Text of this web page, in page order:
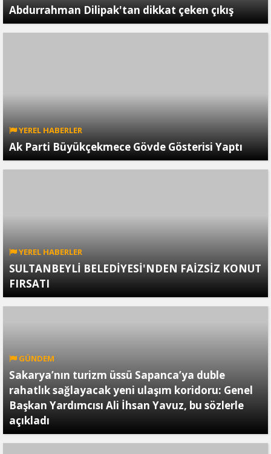
Abdurrahman Dilipak'tan dikkat çeken çıkış
YEREL HABERLER
Ak Parti Büyükçekmece Gövde Gösterisi Yaptı
YEREL HABERLER
SULTANBEYLİ BELEDİYESİ'NDEN FAİZSİZ KONUT
FIRSATI
GÜNDEM
Sakarya’nın turizm üssü Sapanca’ya duble
rahatlık sağlayacak yeni ulaşım koridoru: Genel
Başkan Yardımcısı Ali İhsan Yavuz, bu sözlerle
açıkladı